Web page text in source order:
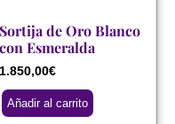
Sortija de Oro Blanco
con Esmeralda
1.850,00€
Añadir al carrito